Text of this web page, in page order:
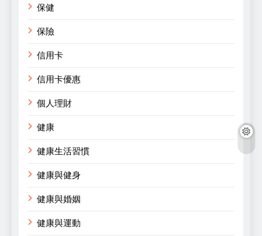
保健
保險
信用卡
信用卡優惠
個人理財
健康
健康生活習慣
健康與健身
健康與婚姻
健康與運動